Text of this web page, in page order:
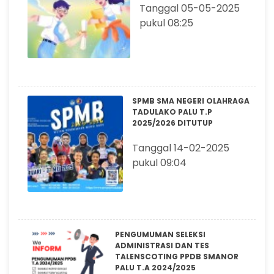
Tanggal 05-05-2025
pukul 08:25
SPMB SMA NEGERI OLAHRAGA
TADULAKO PALU T.P
2025/2026 DITUTUP
Tanggal 14-02-2025
pukul 09:04
PENGUMUMAN SELEKSI
ADMINISTRASI DAN TES
TALENSCOTING PPDB SMANOR
PALU T.A 2024/2025